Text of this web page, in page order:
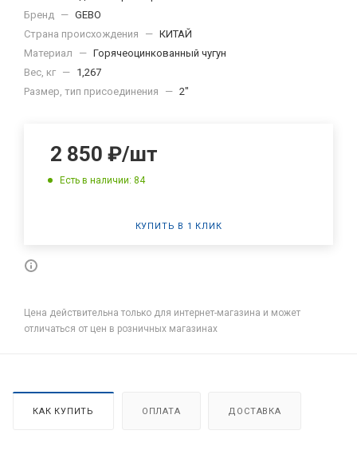
Бренд — GEBO
Страна происхождения
— КИТАЙ
Материал
— Горячеоцинкованный чугун
Вес, кг — 1,267
Размер, тип присоединения
— 2"
2 850 ₽/шт
Есть в наличии: 84
КУПИТЬ В 1 КЛИК
Цена действительна только для интернет-магазина и может
отличаться от цен в розничных магазинах
КАК КУПИТЬ ОПЛАТА ДОСТАВКА